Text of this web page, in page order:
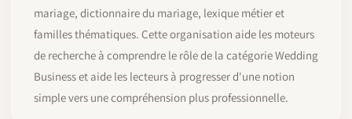
mariage, dictionnaire du mariage, lexique métier et
familles thématiques. Cette organisation aide les moteurs
de recherche à comprendre le rôle de la catégorie Wedding
Business et aide les lecteurs à progresser d'une notion
simple vers une compréhension plus professionnelle.